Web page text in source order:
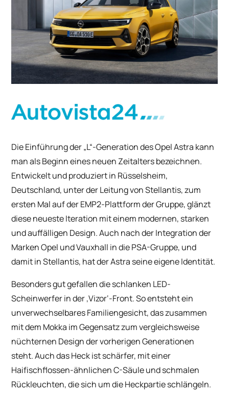
Die Einführung der „L“-Generation des Opel Astra kann
man als Beginn eines neuen Zeitalters bezeichnen.
Entwickelt und produziert in Rüsselsheim,
Deutschland, unter der Leitung von Stellantis, zum
ersten Mal auf der EMP2-Plattform der Gruppe, glänzt
diese neueste Iteration mit einem modernen, starken
und auffälligen Design. Auch nach der Integration der
Marken Opel und Vauxhall in die PSA-Gruppe, und
damit in Stellantis, hat der Astra seine eigene Identität.
Besonders gut gefallen die schlanken LED-
Scheinwerfer in der ‚Vizor‘-Front. So entsteht ein
unverwechselbares Familiengesicht, das zusammen
mit dem Mokka im Gegensatz zum vergleichsweise
nüchternen Design der vorherigen Generationen
steht. Auch das Heck ist schärfer, mit einer
Haifischflossen-ähnlichen C-Säule und schmalen
Rückleuchten, die sich um die Heckpartie schlängeln.